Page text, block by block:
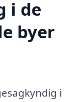
i de
byer
i